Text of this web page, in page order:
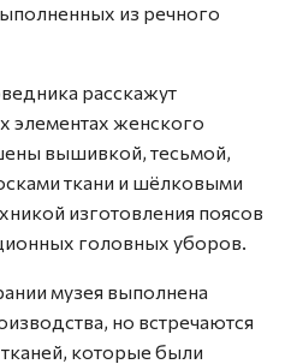
из речного
расскажут
элементах женского
вышивкой, тесьмой,
ткани и шёлковыми
изготовления поясов
головных уборов.
музея выполнена
но встречаются
которые были